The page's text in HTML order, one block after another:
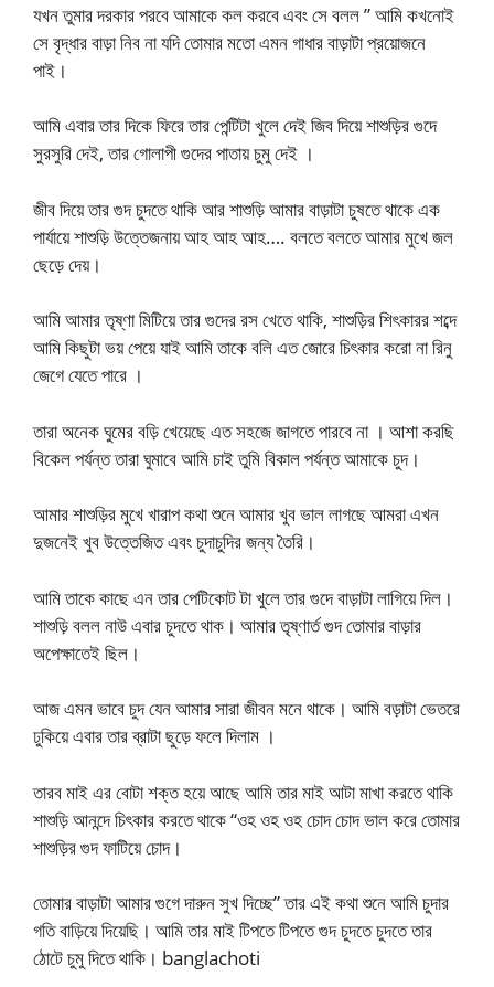
যখন তুমার দরকার পরবে আমাকে কল করবে এবং সে বলল ” আমি কখনোই
সে বৃদ্ধার বাড়া নিব না যদি তোমার মতো এমন গাধার বাড়াটা প্রয়োজনে
পাই।
আমি এবার তার দিকে ফিরে তার পেন্টিটা খুলে দেই জিব দিয়ে শাশুড়ির গুদে
সুরসুরি দেই, তার গোলাপী গুদের পাতায় চুমু দেই ।
জীব দিয়ে তার গুদ চুদতে থাকি আর শাশুড়ি আমার বাড়াটা চুষতে থাকে এক
পার্যায়ে শাশুড়ি উত্তেজনায় আহ আহ আহ…. বলতে বলতে আমার মুখে জল
ছেড়ে দেয়।
আমি আমার তৃষ্ণা মিটিয়ে তার গুদের রস খেতে থাকি, শাশুড়ির শিৎকারর শব্দে
আমি কিছুটা ভয় পেয়ে যাই আমি তাকে বলি এত জোরে চিৎকার করো না রিনু
জেগে যেতে পারে ।
তারা অনেক ঘুমের বড়ি খেয়েছে এত সহজে জাগতে পারবে না । আশা করছি
বিকেল পর্যন্ত তারা ঘুমাবে আমি চাই তুমি বিকাল পর্যন্ত আমাকে চুদ।
আমার শাশুড়ির মুখে খারাপ কথা শুনে আমার খুব ভাল লাগছে আমরা এখন
দুজনেই খুব উত্তেজিত এবং চুদাচুদির জন্য তৈরি।
আমি তাকে কাছে এন তার পেটিকোট টা খুলে তার গুদে বাড়াটা লাগিয়ে দিল।
শাশুড়ি বলল নাউ এবার চুদতে থাক। আমার তৃষ্ণার্ত গুদ তোমার বাড়ার
অপেক্ষাতেই ছিল।
আজ এমন ভাবে চুদ যেন আমার সারা জীবন মনে থাকে। আমি বড়াটা ভেতরে
ঢুকিয়ে এবার তার ব্রাটা ছুড়ে ফলে দিলাম ।
তারব মাই এর বোটা শক্ত হয়ে আছে আমি তার মাই আটা মাখা করতে থাকি
শাশুড়ি আনন্দে চিৎকার করতে থাকে “ওহ ওহ ওহ চোদ চোদ ভাল করে তোমার
শাশুড়ির গুদ ফাটিয়ে চোদ।
তোমার বাড়াটা আমার গুগে দারুন সুখ দিচ্ছে” তার এই কথা শুনে আমি চুদার
গতি বাড়িয়ে দিয়েছি। আমি তার মাই টিপতে টিপতে গুদ চুদতে চুদতে তার
ঠোটে চুমু দিতে থাকি। banglachoti